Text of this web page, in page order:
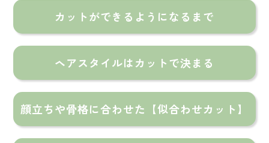
カットができるようになるまで
ヘアスタイルはカットで決まる
顔立ちや骨格に合わせた【似合わせカット】